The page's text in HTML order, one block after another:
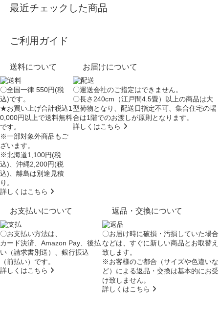
最近チェックした商品
ご利用ガイド
送料について
〇全国一律 550円(税
込)です。
★お買い上げ合計税込1
0,000円以上で送料無料
です。
※一部対象外商品もご
ざいます。
※北海道1,100円(税
込)、沖縄2,200円(税
込)、離島は別途見積
り。
詳しくはこちら
お届けについて
〇運送会社のご指定はできません。
〇長さ240cm（江戸間4.5畳）以上の商品は大
型荷物となり、配送日指定不可、集合住宅の場
合は1階でのお渡しが原則となります。
詳しくはこちら
お支払いについて
〇お支払い方法は、
カード決済、Amazon Pay、後払
い（請求書別送）、銀行振込
（前払い）です。
詳しくはこちら
返品・交換について
〇お届け時に破損・汚損していた場合
などは、すぐに新しい商品とお取替え
致します。
※お客様のご都合（サイズや色違いな
ど）による返品・交換は基本的にお受
け致しません。
詳しくはこちら